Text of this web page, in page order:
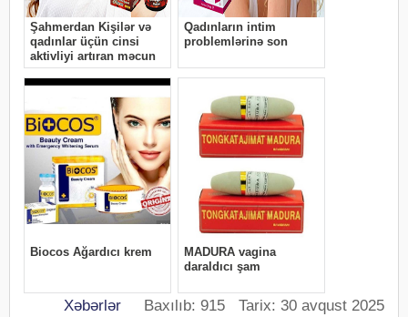
Xəbərlər Baxılıb: 915 Tarix: 30 avqust 2025